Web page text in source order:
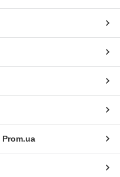
Prom.ua